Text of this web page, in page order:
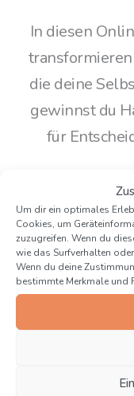
Um dir ein optimales
Cookies, um
zuzugreifen. Wenn du
wie das Surfverhalten
Wenn du deine
bestimmte Merkmale und
In diesen
die deine
gewinnst du
für
Modul 1: Die